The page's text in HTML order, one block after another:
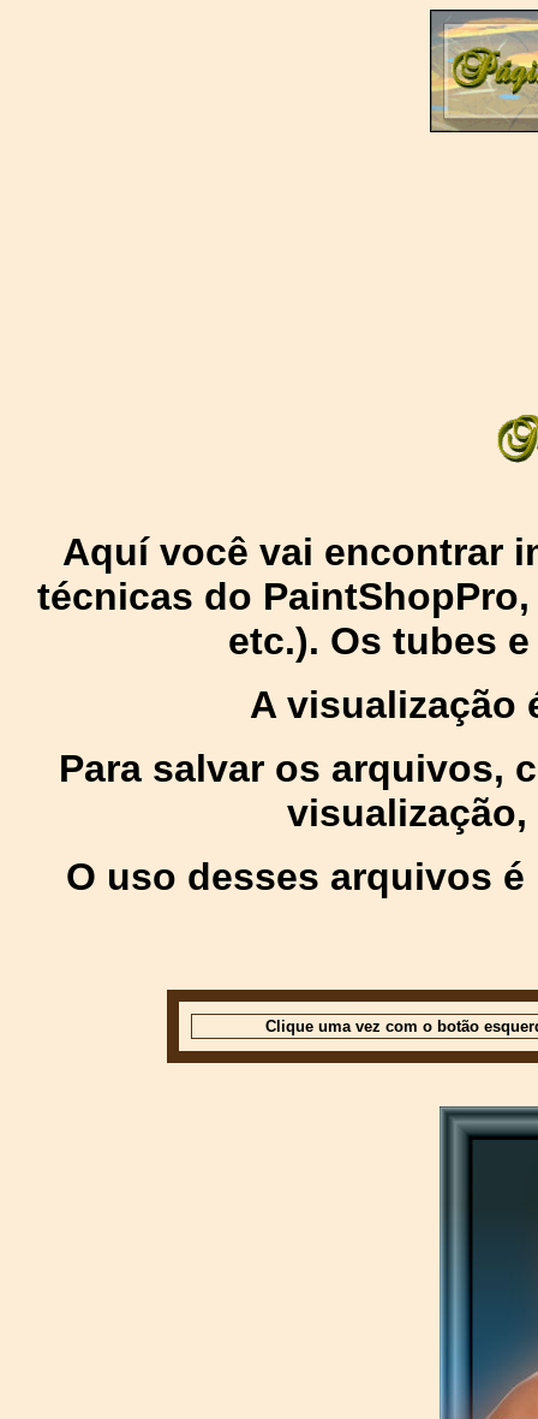
Aquí você vai encontrar
técnicas do
etc.). Os tubes
A visualização
Para salvar os arquivos,
O uso desses arquivos
Clique uma vez com o botão